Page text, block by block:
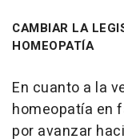
CAMBIAR LA
HOMEOPATÍA
En cuanto a la
homeopatía en
por avanzar